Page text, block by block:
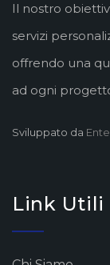
Il nostro
servizi
offrendo una
ad ogni
Sviluppato da
Link Utili